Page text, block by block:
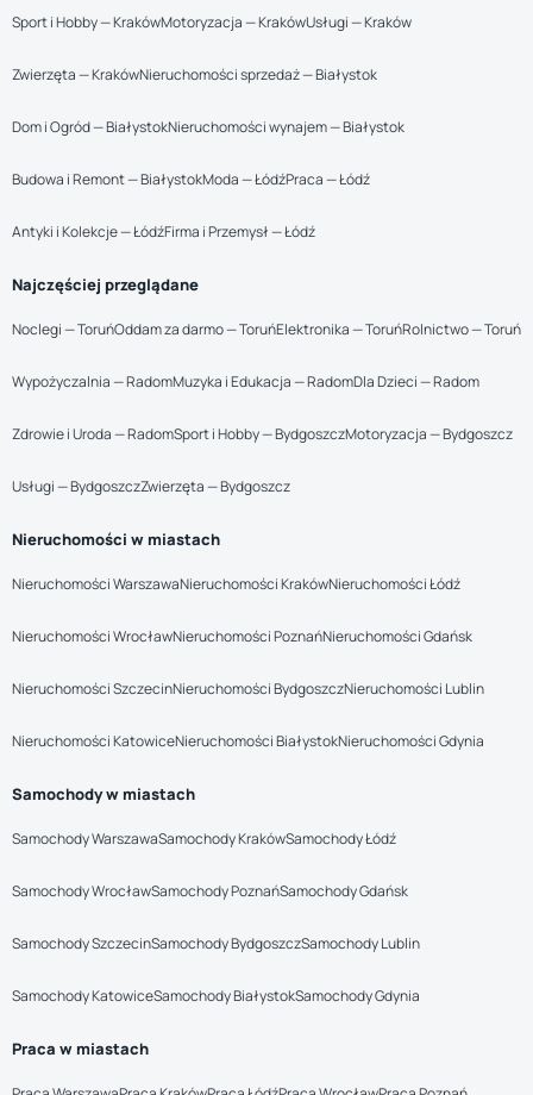
Sport i Hobby — KrakówMotoryzacja — KrakówUsługi — Kraków
Zwierzęta — KrakówNieruchomości sprzedaż — Białystok
Dom i Ogród — BiałystokNieruchomości wynajem — Białystok
Budowa i Remont — BiałystokModa — ŁódźPraca — Łódź
Antyki i Kolekcje — ŁódźFirma i Przemysł — Łódź
Najczęściej przeglądane
Noclegi — ToruńOddam za darmo — ToruńElektronika — ToruńRolnictwo — Toruń
Wypożyczalnia — RadomMuzyka i Edukacja — RadomDla Dzieci — Radom
Zdrowie i Uroda — RadomSport i Hobby — BydgoszczMotoryzacja — Bydgoszcz
Usługi — BydgoszczZwierzęta — Bydgoszcz
Nieruchomości w miastach
Nieruchomości WarszawaNieruchomości KrakówNieruchomości Łódź
Nieruchomości WrocławNieruchomości PoznańNieruchomości Gdańsk
Nieruchomości SzczecinNieruchomości BydgoszczNieruchomości Lublin
Nieruchomości KatowiceNieruchomości BiałystokNieruchomości Gdynia
Samochody w miastach
Samochody WarszawaSamochody KrakówSamochody Łódź
Samochody WrocławSamochody PoznańSamochody Gdańsk
Samochody SzczecinSamochody BydgoszczSamochody Lublin
Samochody KatowiceSamochody BiałystokSamochody Gdynia
Praca w miastach